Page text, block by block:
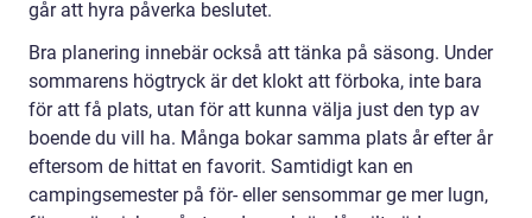
går att hyra påverka beslutet.
Bra planering innebär också att tänka på säsong. Under
sommarens högtryck är det klokt att förboka, inte bara
för att få plats, utan för att kunna välja just den typ av
boende du vill ha. Många bokar samma plats år efter år
eftersom de hittat en favorit. Samtidigt kan en
campingsemester på för- eller sensommar ge mer lugn,